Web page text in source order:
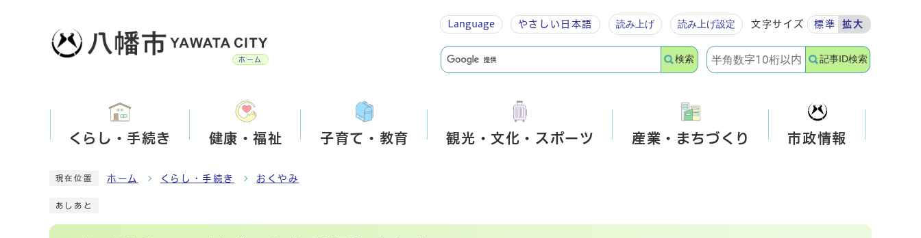
ホーム
Language やさしい 日本語 読み上げ 読み上げ設定 文字サイズ 標準 拡大
検索 記事ID検索
くらし・手続き 健康・福祉 子育て・教育 観光・文化・スポーツ 産業・まちづくり 市政情報
現在位置 ホーム くらし・手続き おくやみ
あしあと